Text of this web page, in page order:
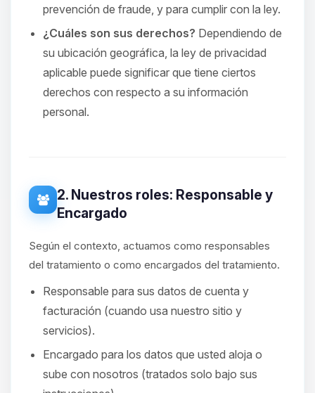
prevención de fraude, y para cumplir con la ley.
¿Cuáles son sus derechos? Dependiendo de
su ubicación geográfica, la ley de privacidad
aplicable puede significar que tiene ciertos
derechos con respecto a su información
personal.
2. Nuestros roles: Responsable y
Encargado
Según el contexto, actuamos como responsables
del tratamiento o como encargados del tratamiento.
Responsable para sus datos de cuenta y
facturación (cuando usa nuestro sitio y
servicios).
Encargado para los datos que usted aloja o
sube con nosotros (tratados solo bajo sus